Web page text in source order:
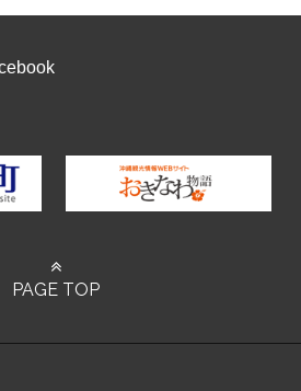
PAGE TOP